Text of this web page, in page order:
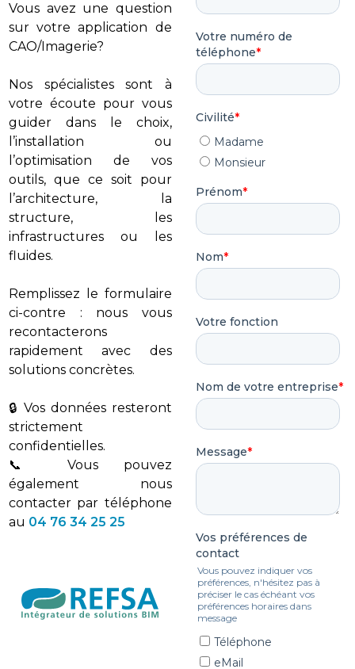
Vous avez une question
sur votre application de
CAO/Imagerie?
Nos spécialistes sont à
votre écoute pour vous
guider dans le choix,
l’installation ou
l’optimisation de vos
outils, que ce soit pour
l’architecture, la
structure, les
infrastructures ou les
fluides.
Remplissez le formulaire
ci-contre : nous vous
recontacterons
rapidement avec des
solutions concrètes.
🔒 Vos données resteront
strictement
confidentielles.
📞 Vous pouvez
également nous
contacter par téléphone
au 04 76 34 25 25